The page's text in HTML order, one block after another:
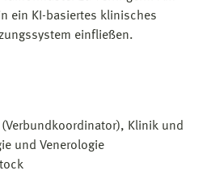
ein KI-basiertes klinisches
einfließen.
(Verbundkoordinator), Klinik und
und Venerologie